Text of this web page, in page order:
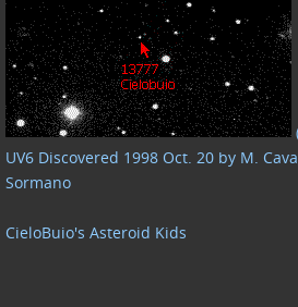
UV6 Discovered 1998 Oct. 20 by M.
Sormano
CieloBuio's Asteroid Kids